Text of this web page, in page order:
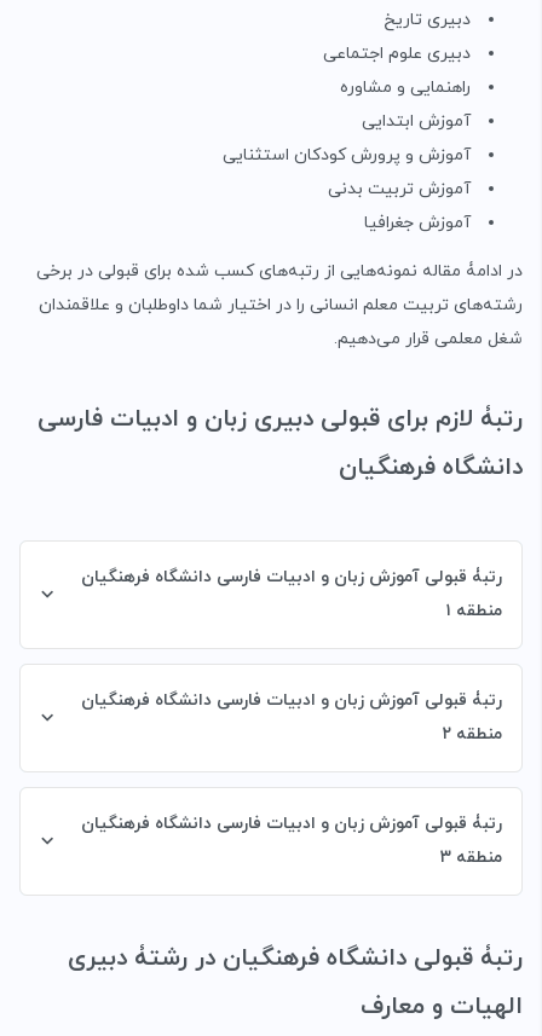
دبیری تاریخ
دبیری علوم اجتماعی
راهنمایی و مشاوره
آموزش ابتدایی
آموزش و پرورش کودکان استثنایی
آموزش تربیت بدنی
آموزش جغرافیا
در ادامۀ مقاله نمونه‌هایی از رتبه‌های کسب شده برای قبولی در برخی
رشته‌های تربیت معلم انسانی را در اختیار شما داوطلبان و علاقمندان
شغل معلمی قرار می‌دهیم.
رتبۀ لازم برای قبولی دبیری زبان و ادبیات فارسی
دانشگاه فرهنگیان
رتبۀ قبولی آموزش زبان و ادبیات فارسی دانشگاه فرهنگیان
منطقه ۱
رتبۀ قبولی آموزش زبان و ادبیات فارسی دانشگاه فرهنگیان
منطقه ۲
رتبۀ قبولی آموزش زبان و ادبیات فارسی دانشگاه فرهنگیان
منطقه ۳
رتبۀ قبولی دانشگاه فرهنگیان در رشتۀ دبیری
الهیات و معارف